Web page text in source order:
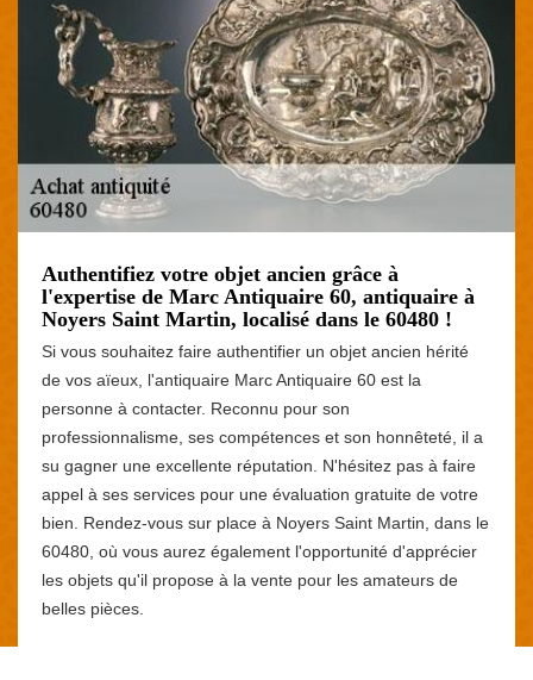
Authentifiez votre objet ancien grâce à
l'expertise de Marc Antiquaire 60, antiquaire à
Noyers Saint Martin, localisé dans le 60480 !
Si vous souhaitez faire authentifier un objet ancien hérité
de vos aïeux, l'antiquaire Marc Antiquaire 60 est la
personne à contacter. Reconnu pour son
professionnalisme, ses compétences et son honnêteté, il a
su gagner une excellente réputation. N'hésitez pas à faire
appel à ses services pour une évaluation gratuite de votre
bien. Rendez-vous sur place à Noyers Saint Martin, dans le
60480, où vous aurez également l'opportunité d'apprécier
les objets qu'il propose à la vente pour les amateurs de
belles pièces.